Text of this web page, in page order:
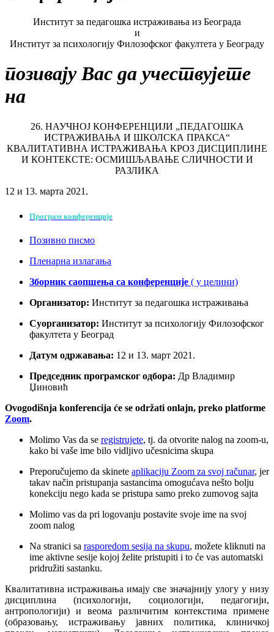
Институт за педагошка истраживања из Београда
и
Институт за психологију Филозофског факултета у Београду
позивају Вас да учествујете
на
26. НАУЧНОЈ КОНФЕРЕНЦИЈИ „ПЕДАГОШКА
ИСТРАЖИВАЊА И ШКОЛСКА ПРАКСА“
КВАЛИТАТИВНА ИСТРАЖИВАЊА КРОЗ ДИСЦИПЛИНЕ
И КОНТЕКСТЕ: ОСМИШЉАВАЊЕ СЛИЧНОСТИ И
РАЗЛИКА
12 и 13. марта 2021.
Програм конференције
Позивно писмо
Пленарна излагања
Зборник саопшења са конференције ( у целини)
Организатор: Институт за педагошка истраживања
Суорганизатор: Институт за психологију Филозофског
факултета у Београд
Датум одржавања: 12 и 13. март 2021.
Председник програмског одбора: Др Владимир
Џиновић
Ovogodišnja konferencija će se održati onlajn, preko platforme
Zoom.
Molimo Vas da se registrujete, tj. da otvorite nalog na zoom-u,
kako bi vaše ime bilo vidljivo učesnicima skupa
Preporučujemo da skinete aplikaciju Zoom za svoj računar, jer
takav način pristupanja sastancima omogućava nešto bolju
konekciju nego kada se pristupa samo preko zumovog sajta
Molimo vas da pri logovanju postavite svoje ime na svoj
zoom nalog
Na stranici sa rasporedom sesija na skupu, možete kliknuti na
ime aktivne sesije kojoj želite pristupiti i to će vas automatski
pridružiti sastanku.
Квалитативна истраживања имају све значајнију улогу у низу
дисциплина (психологији, социологији, педагогији,
антропологији) и веома различитим контекстима примене
(образовању, истраживању јавних политика, клиничкој